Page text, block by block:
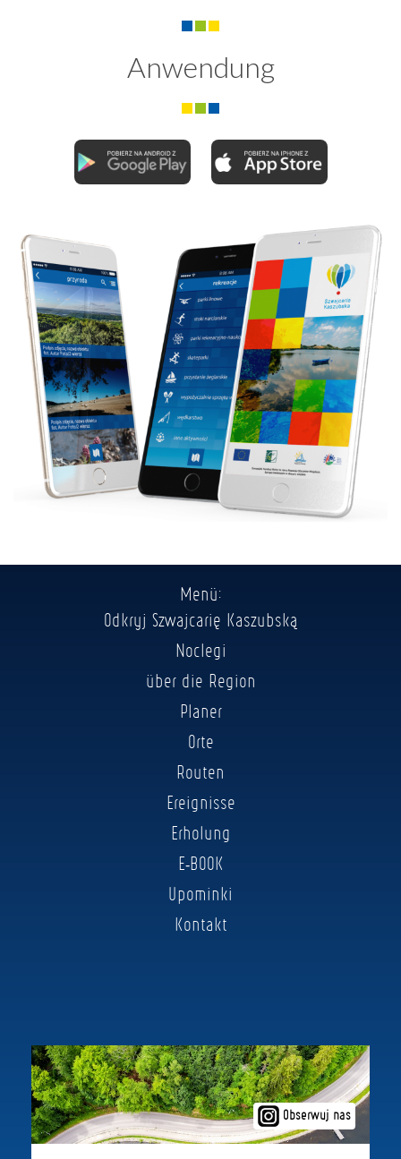
Anwendung
Menü:
Odkryj Szwajcarię Kaszubską
Noclegi
über die Region
Planer
Orte
Routen
Ereignisse
Erholung
E-BOOK
Upominki
Kontakt
Obserwuj nas